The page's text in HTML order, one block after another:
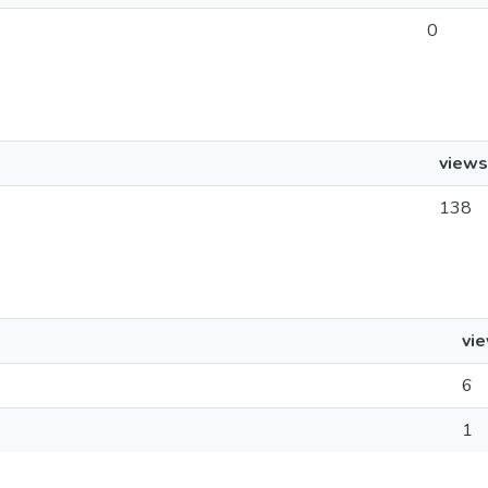
0
views
138
6
1